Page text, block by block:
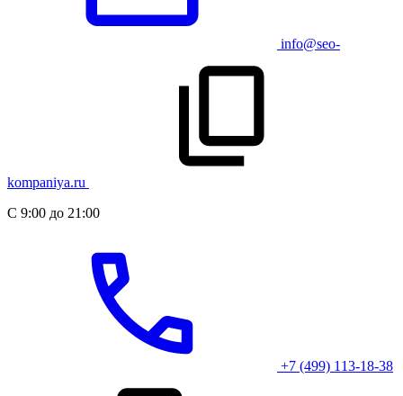
info@seo-
kompaniya.ru
С 9:00 до 21:00
+7 (499) 113-18-38